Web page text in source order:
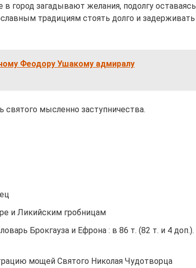
город загадывают желания, подолгу оставаясь
традициям стоять долго и задерживать
Феодору Ушакому адмиралу
святого мысленно заступничества.
и Ликийским гробницам
Брокгауза и Ефрона : в 86 т. (82 т. и 4 доп.).
мощей Святого Николая Чудотворца